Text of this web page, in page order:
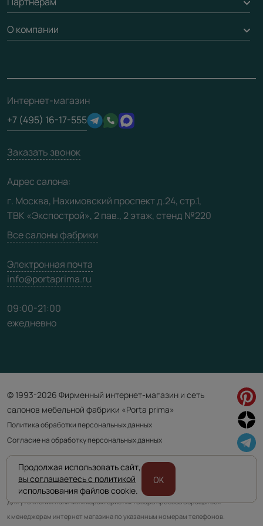
Рейки, баффели, стеллажи
Погонаж
Гарантия
Вопрос-ответ
Отзывы клиентов
Техническая информация
Юридическая информация
Доставка
Дизайнерам / архитекторам
3D-модели
О компании
О фабрике
Сертификаты
Производство
Вакансии
Карта сайта
Интернет-магазин
+7 (495) 16-17-555
Заказать звонок
Адрес салона:
г. Москва, Нахимовский проспект д.24, стр.1,
ТВК «Экспострой», 2 пав., 2 этаж, стенд №220
Все салоны фабрики
Электронная почта
info@portaprima.ru
09:00-21:00
ежедневно
© 1993-2026 Фирменный интернет-магазин и сеть
салонов мебельной фабрики «Porta prima»
Политика обработки персональных данных
Согласие на обработку персональных данных
Приведенная на сайте информация не является публичной офертой
и носит информационно ознакомительный характер.
Для уточнения наличия и характеристик товара просьба обращаться
к менеджерам интернет магазина по указанным номерам телефонов.
Продолжая использовать сайт,
вы соглашаетесь с политикой
использования файлов cookie.
OK